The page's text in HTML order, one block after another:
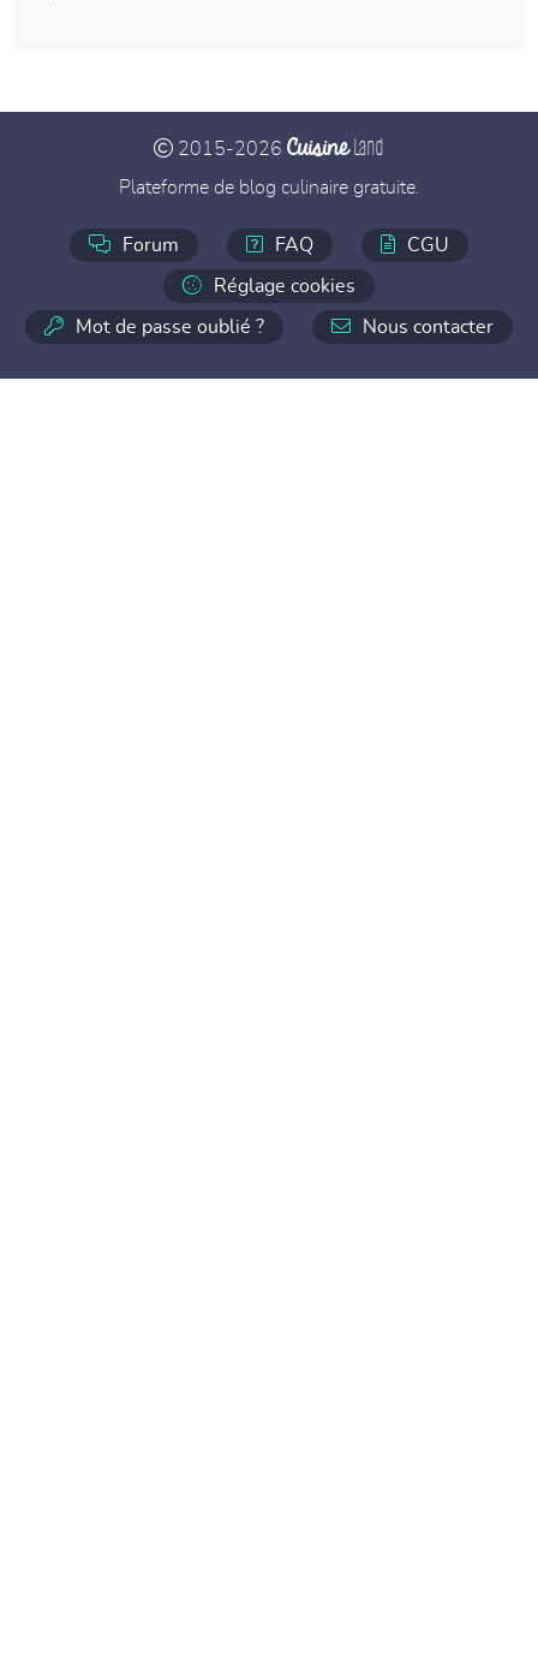
2015-2026 CuisineLand
Plateforme de blog culinaire gratuite.
Forum FAQ CGU
Réglage cookies
Mot de passe oublié ? Nous contacter